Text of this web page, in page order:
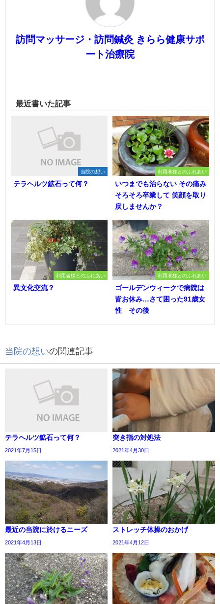
訪問マッサージ・訪問鍼灸 きらら健康サポ
ート治療院
最近書いた記事
当院の想い
テラヘルツ鉱石って何？
利用者様とのふれあい
いつまでも治らない その痛み
そろそろ卒業して 笑顔を取り
戻しませんか？
利用者様とのふれあい
異文化交流？
利用者様とのふれあい
ゴールデンウィークで病院は
皆お休み…さて困った91歳女
性 その後
当院の想いの関連記事
テラヘルツ鉱石って何？
2021年7月15日
突き指の対処法
2021年4月30日
最近の当院に於けるニーズ
2021年4月13日
ストレッチ体操のおかげ
2021年4月12日